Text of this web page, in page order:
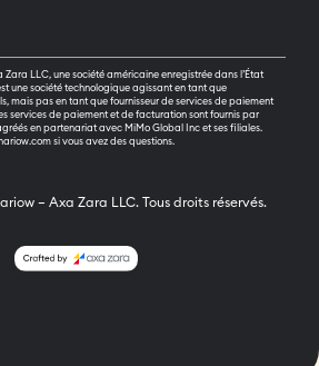
Zara LLC, une société américaine enregistrée dans l’État
une société technologique agissant en tant que
mais pas en tant que fournisseur de services de paiement
services de paiement et de facturation sont fournis par
en partenariat avec MiMo Global Inc et ses filiales.
si vous avez des questions.
– Axa Zara LLC. Tous droits réservés.